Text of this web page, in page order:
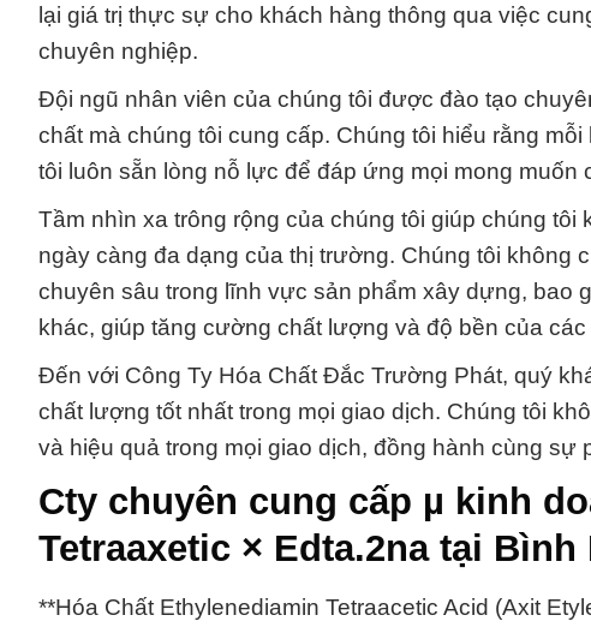
lại giá trị thực sự cho khách hàng thông qua việc
chuyên nghiệp.
Đội ngũ nhân viên của chúng tôi được đào tạo
chất mà chúng tôi cung cấp. Chúng tôi hiểu rằng
tôi luôn sẵn lòng nỗ lực để đáp ứng mọi mong muốn
Tầm nhìn xa trông rộng của chúng tôi giúp chúng
ngày càng đa dạng của thị trường. Chúng tôi không
chuyên sâu trong lĩnh vực sản phẩm xây dựng, bao
khác, giúp tăng cường chất lượng và độ bền của
Đến với Công Ty Hóa Chất Đắc Trường Phát, quý
chất lượng tốt nhất trong mọi giao dịch. Chúng tôi
và hiệu quả trong mọi giao dịch, đồng hành cùng sự
Cty chuyên cung cấp µ kinh
Tetraaxetic × Edta.2na tại
**Hóa Chất Ethylenediamin Tetraacetic Acid (Axit